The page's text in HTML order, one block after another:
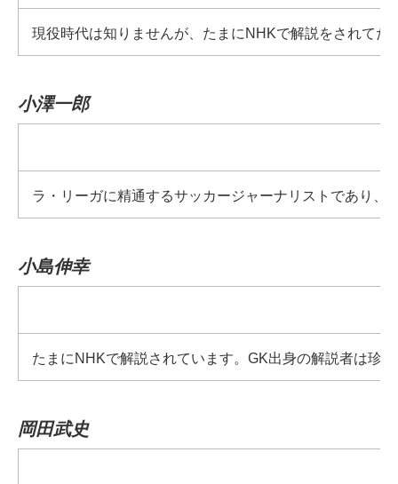
現役時代は知りませんが、たまにNHKで解説をされて
小澤一郎
ラ・リーガに精通するサッカージャーナリストであり
小島伸幸
たまにNHKで解説されています。GK出身の解説者は珍
岡田武史